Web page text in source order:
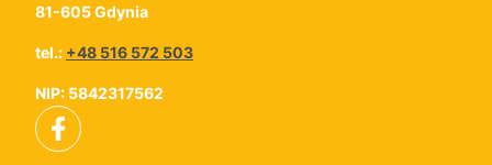
81-605 Gdynia
tel.: +48 516 572 503
NIP: 5842317562